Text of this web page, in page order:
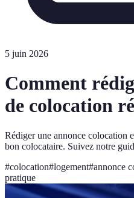
5 juin 2026
Comment
de colocation
Rédiger une annonce colocation
bon colocataire. Suivez notre
#colocation#logement#annonce
pratique